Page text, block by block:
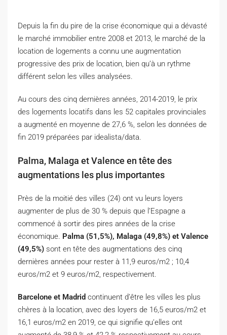
Depuis la fin du pire de la crise économique qui a dévasté
le marché immobilier entre 2008 et 2013, le marché de la
location de logements a connu une augmentation
progressive des prix de location, bien qu’à un rythme
différent selon les villes analysées.
Au cours des cinq dernières années, 2014-2019, le prix
des logements locatifs dans les 52 capitales provinciales
a augmenté en moyenne de 27,6 %, selon les données de
fin 2019 préparées par idealista/data.
Palma, Malaga et Valence en tête des
augmentations les plus importantes
Près de la moitié des villes (24) ont vu leurs loyers
augmenter de plus de 30 % depuis que l’Espagne a
commencé à sortir des pires années de la crise
économique. Palma (51,5%), Malaga (49,8%) et Valence
(49,5%) sont en tête des augmentations des cinq
dernières années pour rester à 11,9 euros/m2 ; 10,4
euros/m2 et 9 euros/m2, respectivement.
Barcelone et Madrid continuent d’être les villes les plus
chères à la location, avec des loyers de 16,5 euros/m2 et
16,1 euros/m2 en 2019, ce qui signifie qu’elles ont